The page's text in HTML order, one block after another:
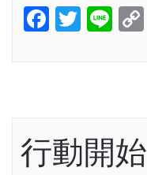
Facebook
Twitter
Line
行動開始